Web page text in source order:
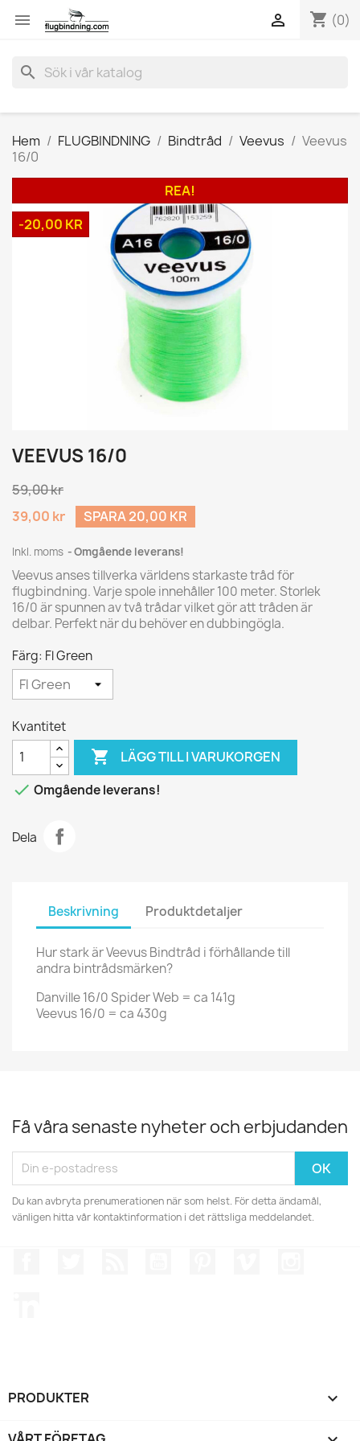
 shopping_cart (0)

search
Hem FLUGBINDNING Bindtråd Veevus
Veevus
16/0
REA!
-20,00 KR
VEEVUS 16/0
59,00 kr
39,00 kr
SPARA 20,00 KR
Inkl. moms Omgående leverans!
Veevus anses tillverka världens starkaste tråd för
flugbindning. Varje spole innehåller 100 meter. Storlek
16/0 är spunnen av två trådar vilket gör att tråden är
delbar. Perfekt när du behöver en dubbingögla.
Färg: Fl Green
Kvantitet
 LÄGG TILL I VARUKORGEN
 Omgående leverans!
Dela
Beskrivning Produktdetaljer
Hur stark är Veevus Bindtråd i förhållande till
andra bintrådsmärken?
Danville 16/0 Spider Web = ca 141g
Veevus 16/0 = ca 430g
Få våra senaste nyheter och erbjudanden
Du kan avbryta prenumerationen när som helst. För detta ändamål,
vänligen hitta vår kontaktinformation i det rättsliga meddelandet.
PRODUKTER 